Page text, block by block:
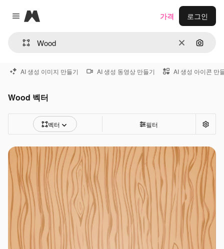
Close menu
Magnific
지우기이미지
가격 로그인
AI 생성 이미지 만들기 AI 생성 동영상 만들기 AI 생성 아이콘 만
Wood 벡터
벡터 필터